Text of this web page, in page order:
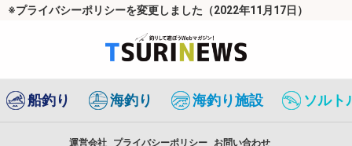
※プライバシーポリシーを変更しました（2022年11月17日）
船釣り 海釣り 海釣り施設 ソルト
運営会社 プライバシーポリシー お問い合わせ